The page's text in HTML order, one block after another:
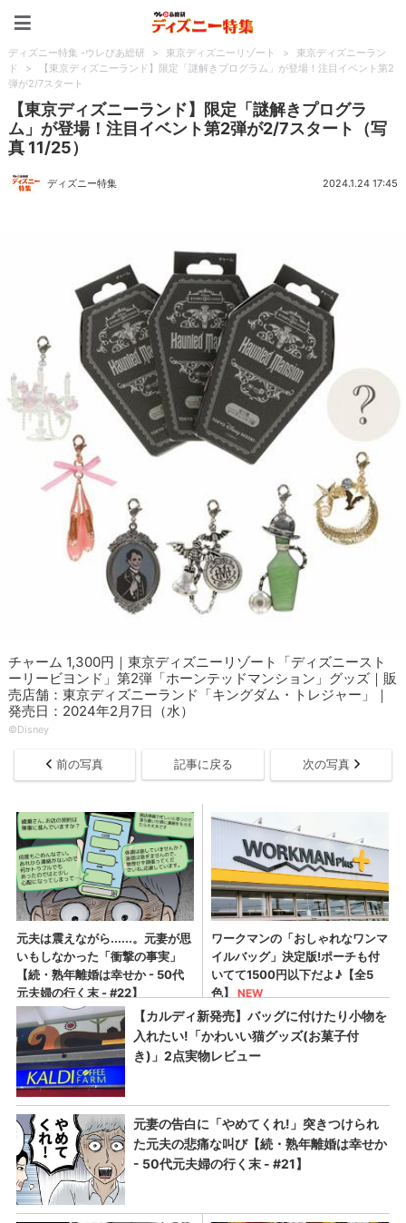
ディズニー特集 -ウレぴあ総研 > 東京ディズニーリゾート >
東京ディズニーラン
ド
>
【東京ディズニーランド】限定「謎解きプログラム」が登場！注目イベント第2
弾が2/7スタート
【東京ディズニーランド】限定「謎解きプログラ
ム」が登場！注目イベント第2弾が2/7スタート（写
真 11/25）
ディズニー特集 2024.1.24 17:45
チャーム 1,300円｜東京ディズニーリゾート「ディズニースト
ーリービヨンド」第2弾「ホーンテッドマンション」グッズ｜販
売店舗：東京ディズニーランド「キングダム・トレジャー」｜
発売日：2024年2月7日（水）
©Disney
前の写真 記事に戻る 次の写真